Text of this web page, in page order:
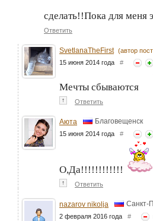
сделать!!Пока для меня
Ответить
SvetlanaTheFirst (автор
15 июня 2014 года #
Мечты сбываются
↑ Ответить
Аюта Благовещенск
15 июня 2014 года #
О,Да!!!!!!!!!!!!
↑ Ответить
nazarov nikolja Санкт-
2 февраля 2016 года #